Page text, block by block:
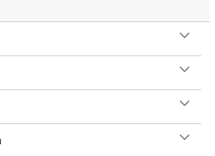
- Bonn na pokładzie FlixBusa
podróż w wielkim stylu, z
jedną sztuka bagażu
sztukę bagażu głównego